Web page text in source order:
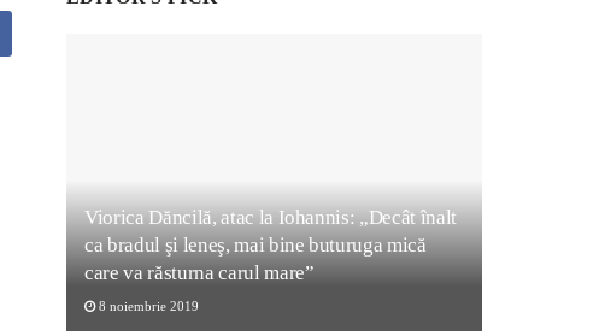
Viorica Dăncilă, atac la Iohannis: „Decât înalt
ca bradul şi leneş, mai bine buturuga mică
care va răsturna carul mare”
8 noiembrie 2019